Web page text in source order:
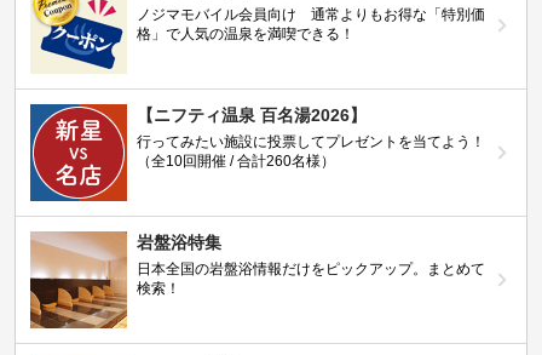
ノジマモバイル会員向け 通常よりもお得な「特別価
格」で人気の温泉を満喫できる！
【ニフティ温泉 百名湯2026】
行ってみたい施設に投票してプレゼントを当てよう！
（全10回開催 / 合計260名様）
岩盤浴特集
日本全国の岩盤浴情報だけをピックアップ。まとめて
検索！